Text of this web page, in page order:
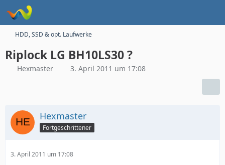
HDD, SSD & opt. Laufwerke
Riplock LG BH10LS30 ?
Hexmaster 3. April 2011 um 17:08
Hexmaster
Fortgeschrittener
3. April 2011 um 17:08